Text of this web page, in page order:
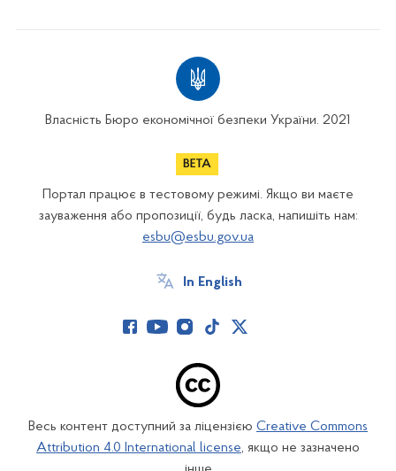
Власність Бюро економічної безпеки України. 2021
Портал працює в тестовому режимі. Якщо ви маєте
зауваження або пропозиції, будь ласка, напишіть нам:
esbu@esbu.gov.ua
In English
Весь контент доступний за ліцензією Creative Commons
Attribution 4.0 International license, якщо не зазначено